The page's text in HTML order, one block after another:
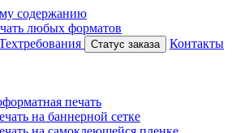
содержанию
Статус заказа
Контакты
печать
на баннерной сетке